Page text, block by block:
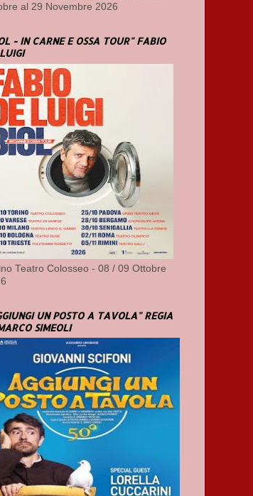
al 29 Novembre 2026
- IN CARNE E OSSA TOUR" FABIO
Teatro Colosseo - 08 / 09 Ottobre
UN POSTO A TAVOLA" REGIA
SIMEOLI